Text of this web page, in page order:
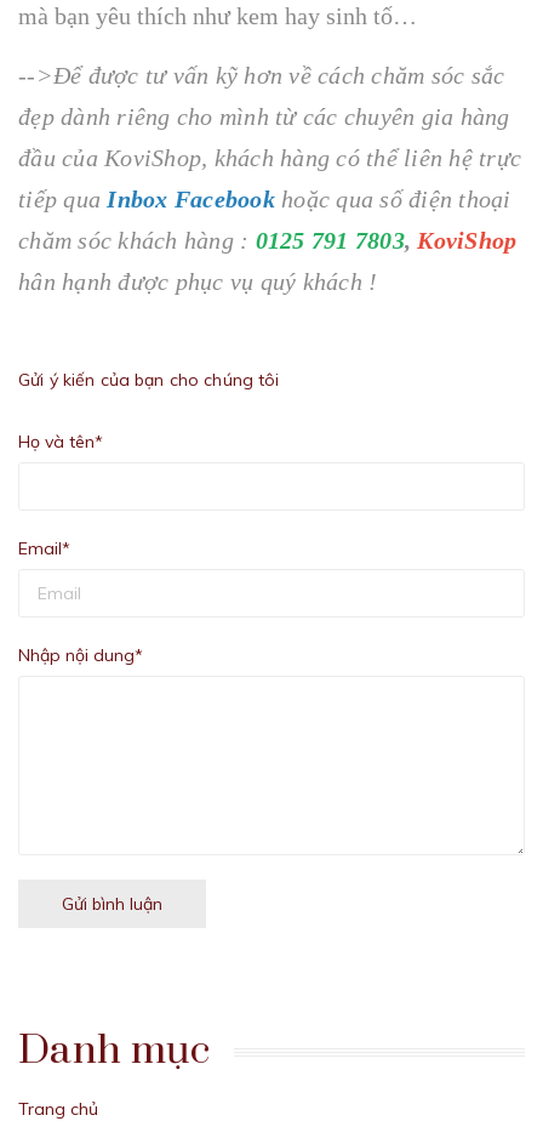
mà bạn yêu thích như kem hay sinh tố…
-->Để được tư vấn kỹ hơn về cách chăm sóc sắc
đẹp dành riêng cho mình từ các chuyên gia hàng
đầu của KoviShop, khách hàng có thể liên hệ trực
tiếp qua Inbox Facebookhoặc qua số điện thoại
chăm sóc khách hàng : 0125 791 7803, KoviShop
hân hạnh được phục vụ quý khách !
Gửi ý kiến của bạn cho chúng tôi
Họ và tên*
Email*
Nhập nội dung*
Gửi bình luận
Danh mục
Trang chủ